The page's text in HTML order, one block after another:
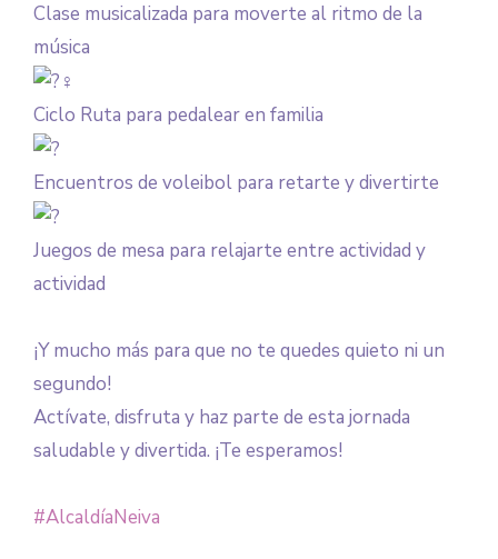
Clase musicalizada para moverte al ritmo de la
música
Ciclo Ruta para pedalear en familia
Encuentros de voleibol para retarte y divertirte
Juegos de mesa para relajarte entre actividad y
actividad
¡Y mucho más para que no te quedes quieto ni un
segundo!
Actívate, disfruta y haz parte de esta jornada
saludable y divertida. ¡Te esperamos!
#AlcaldíaNeiva